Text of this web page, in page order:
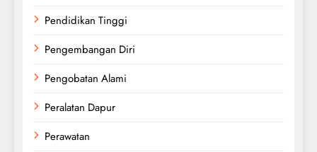
Pendidikan Tinggi
Pengembangan Diri
Pengobatan Alami
Peralatan Dapur
Perawatan